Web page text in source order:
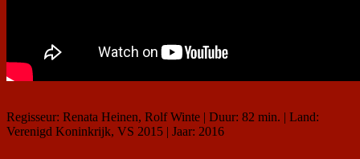
Regisseur: Renata Heinen, Rolf Winte | Duur: 82 min. | Land:
Verenigd Koninkrijk, VS 2015 | Jaar: 2016